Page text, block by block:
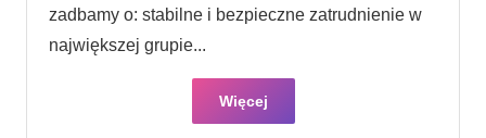
zadbamy o: stabilne i bezpieczne zatrudnienie w
największej grupie...
Więcej